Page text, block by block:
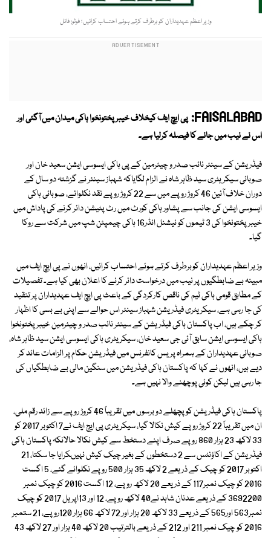
وزیر اعظم عہدیداران کو برطرف کرتے ہوئے احتساب کرائیں؛ فوٹو: فائل
FAISALABAD: پی ایچ ایف کیخلاف خیبرپختونخوا ہاکی میدان میں آگئی اور
اس نے نیب میں جانے کا فیصلہ کرلیا ہے۔
فیڈریشن کے سینئر نائب صدر و چیئرمین کے پی ہاکی ایسوسی ایشن سعید خان اور
صوبائی سیکریٹری سید ظاہر شاہ نے الزام لگایاکہ شہباز سینئر نے گزشتہ دو سال کے
دوران خلاف آئین 46 کروڑ روپے میں سے 22 کروڑ روپے نقد نکلوائے، صوبائی ہاکی
ایسوسی ایشن کی جانب سے پشاور ہاکی کورٹ میں رٹ پٹیشن دائر کرنے کی پاداش میں
خیبرپختونخوا کی 3 ٹیموں کو نیشنل انڈر16 ہاکی چیمپئن شپ میں شرکت سے روکا
گیا۔
وزیر اعظم عہدیداران کوبرطرف کرتے ہوئے احتساب کرائیں، انھوں نے پی ایچ ایف میں
مبینہ بے ضابطگیوں پر نیب میں درخواست دائر کرنے کا اعلان بھی کیا ہے۔ تفصیلات
کے مطابق قومی ہاکی ٹیم کی ناقص کارکردگی کے باعث پی ایچ ایف عہدیداران پر تنقید
کی جا رہی ہے، سیکریٹری فیڈریشن شہباز سینئر اس حوالے سے اپنی بے بسی کا اظہار
کر چکے ہیں، اب پاکستان ہاکی فیڈریشن کے سینئر نائب صدر و چیئرمین خیبرپختونخوا
ہاکی ایسوسی ایشن سابق آئی جی سعید خان، سیکریٹری ہاکی ایسوسی ایشن سید ظاہر شاہ،
صوبائی عہدیداران کے ہمراہ پریس کانفرنس میں فیڈریشن حکام پر الزامات عائد کر
دیے ہیں، انھوں نے کہا کہ پاکستان ہاکی فیڈریشن میں سنگین مالی بے ضابطگیاں کی
جا رہی ہیں لیکن کوئی پوچھنے والا نہیں ہے۔
پاکستان ہاکی فیڈریشن کو پچھلے دو برسوں میں تقریباً 46 کروڑ روپے سے زائد رقم ملی،
ان میں تقریباً 22 کروڑ روپے کیش نکالا گیا، سیکریٹری پی ایچ ایف نے7 اکتوبر 2017 کو
33 لاکھ 23 ہزار 860 روپے صرف اپنے دستخط سے کیش نکالا حالانکہ پاکستان ہاکی
فیڈریشن کے اکاؤنٹس سے 2 دستخطوں کے بغیر چیک کیش نہیںکرایا جا سکتا، 21
اکتوبر 2017 کو چیک کے ذریعے 2 لاکھ 35 ہزار 500 روپے نکلوائے گئے، 5 اگست
2016 کو چیک نمبر117 کے ذریعے 20 لاکھ روپے، 12 اگست 2016 کو چیک نمبر
3692200 کے ذریعے عدنان شاہد نے40 لاکھ روپے، 12 اور 13اپریل 2017 کو چیک
نمبر563 اور565 کے ذریعے 33 لاکھ 20 ہزار اور 72 لاکھ 66 ہزار 120روپے، 21 ستمبر
2016 کو چیک نمبر 211 اور 212 کے ذریعے بالترتیب 20 لاکھ 40 ہزار اور 27 لاکھ 43